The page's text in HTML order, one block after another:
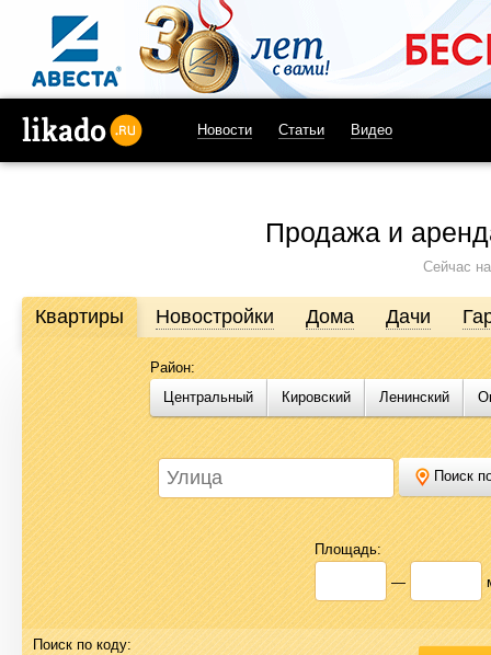
Новости Статьи Видео
Продажа и
Сейчас
Продажа и аренда недвижимости в Омске
Likado.ru – сайт актуальных и достоверных объявлений по
или купить квартиру, найти землю под строительство,
Likado.ru, чтобы сэкономить время и силы в поисках нужного
Квартиры Новостройки Дома Дачи
Район:
Центральный
Кировский Ленинский
Поиск
Площадь:
—
Поиск по коду: